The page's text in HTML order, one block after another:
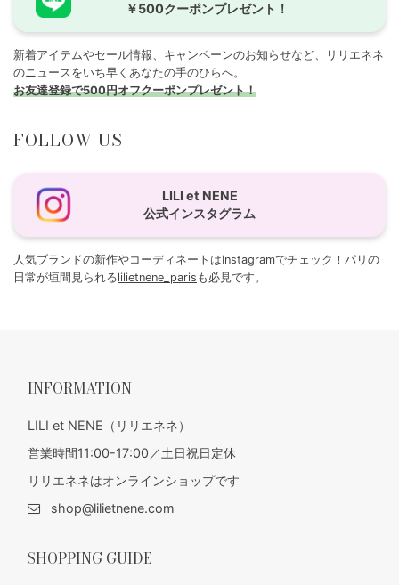
￥500クーポンプレゼント！
新着アイテムやセール情報、キャンペーンのお知らせなど、リリエネネ
のニュースをいち早くあなたの手のひらへ。
お友達登録で500円オフクーポンプレゼント！
FOLLOW US
LILI et NENE
公式インスタグラム
人気ブランドの新作やコーディネートはInstagramでチェック！パリの
日常が垣間見られるlilietnene_paris も必見です。
INFORMATION
LILI et NENE（リリエネネ）
営業時間11:00-17:00／土日祝日定休
リリエネネはオンラインショップです
shop@lilietnene.com
SHOPPING GUIDE